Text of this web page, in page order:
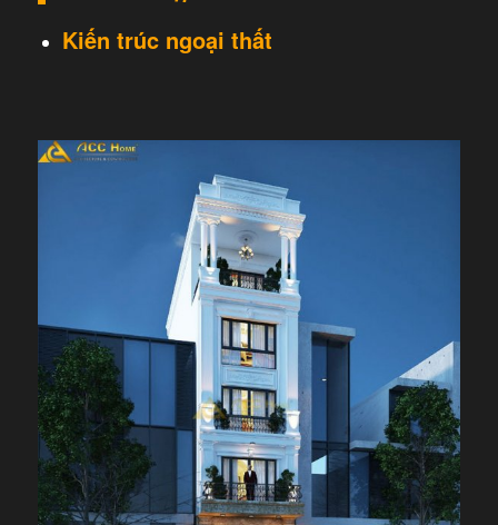
Kiến trúc ngoại thất